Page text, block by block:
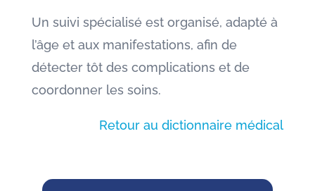
Un suivi spécialisé est organisé, adapté à
l’âge et aux manifestations, afin de
détecter tôt des complications et de
coordonner les soins.
Retour au dictionnaire médical